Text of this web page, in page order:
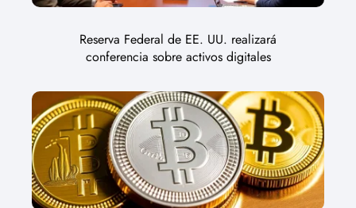
Reserva Federal de EE. UU. realizará
conferencia sobre activos digitales